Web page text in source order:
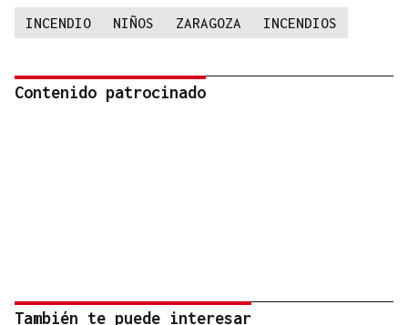
INCENDIO NIÑOS ZARAGOZA INCENDIOS
Contenido patrocinado
También te puede interesar